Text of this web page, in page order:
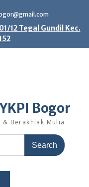
12 Tegal Gundil Kec.
Bogor
Berakhlak Mulia